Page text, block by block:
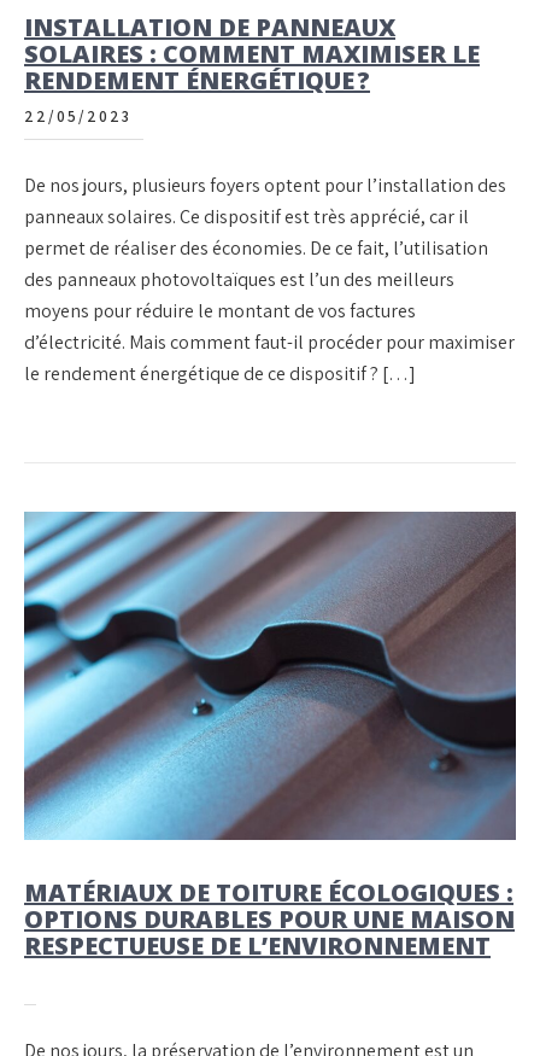
INSTALLATION DE PANNEAUX
SOLAIRES : COMMENT MAXIMISER LE
RENDEMENT ÉNERGÉTIQUE ?
22/05/2023
De nos jours, plusieurs foyers optent pour l’installation des
panneaux solaires. Ce dispositif est très apprécié, car il
permet de réaliser des économies. De ce fait, l’utilisation
des panneaux photovoltaïques est l’un des meilleurs
moyens pour réduire le montant de vos factures
d’électricité. Mais comment faut-il procéder pour maximiser
le rendement énergétique de ce dispositif ? […]
MATÉRIAUX DE TOITURE ÉCOLOGIQUES :
OPTIONS DURABLES POUR UNE MAISON
RESPECTUEUSE DE L’ENVIRONNEMENT
De nos jours, la préservation de l’environnement est un